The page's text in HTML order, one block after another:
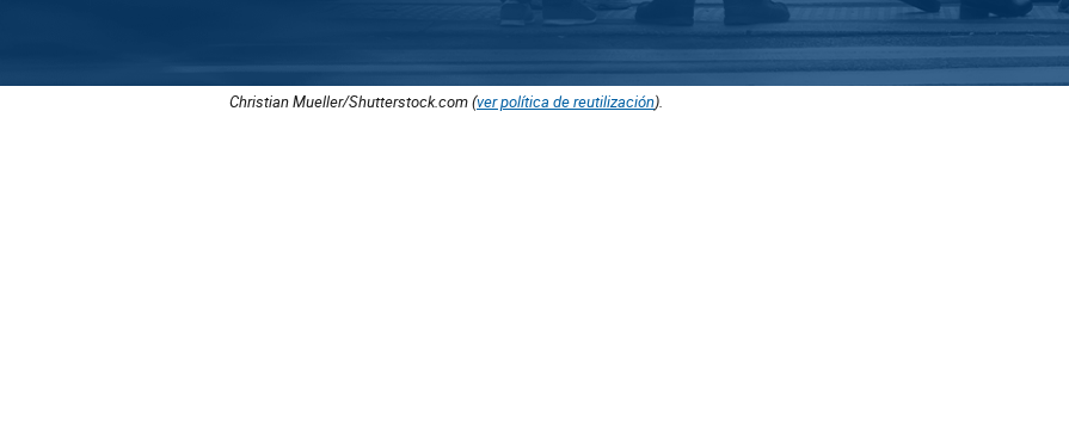
Christian Mueller/Shutterstock.com (ver política de reutilización).